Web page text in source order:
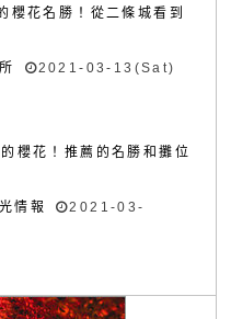
櫻花名勝！從二條城看到
2021-03-13(Sat)
櫻花！推薦的名勝和攤位
情報 2021-03-